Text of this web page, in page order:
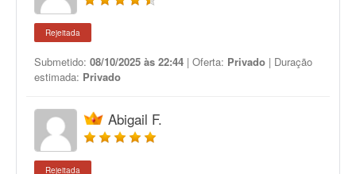
Rejeitada
Submetido: 08/10/2025 às 22:44 | Oferta: Privado | Duração
estimada: Privado
Abigail F.
Rejeitada